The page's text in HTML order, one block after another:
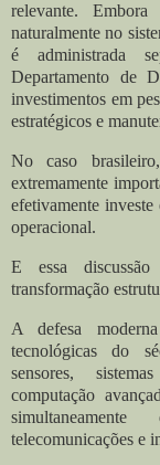
relevante. Embora
naturalmente no
é administrada
Departamento de
investimentos em
estratégicos e
No caso
extremamente
efetivamente
operacional.
E essa
transformação
A defesa
tecnológicas do
sensores,
computação
telecomunicações e